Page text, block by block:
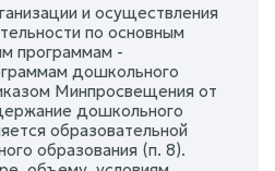
и осуществления
по основным
программам -
дошкольного
Минпросвещения от
дошкольного
образовательной
образования (п. 8).